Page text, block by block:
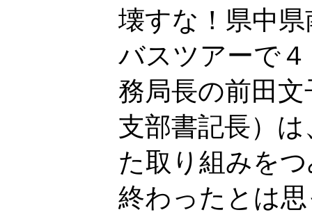
壊すな！県中
バスツアーで
務局長の前田
支部書記長）
た取り組みを
終わったとは